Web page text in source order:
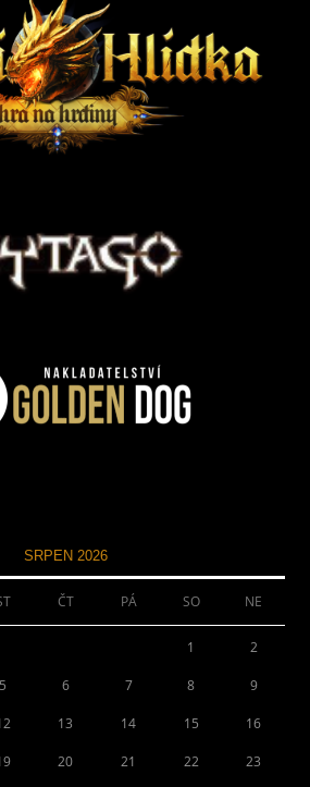
SRPEN 2026
ČT PÁ SO NE
1 2
5 6 7 8 9
13 14 15 16
20 21 22 23